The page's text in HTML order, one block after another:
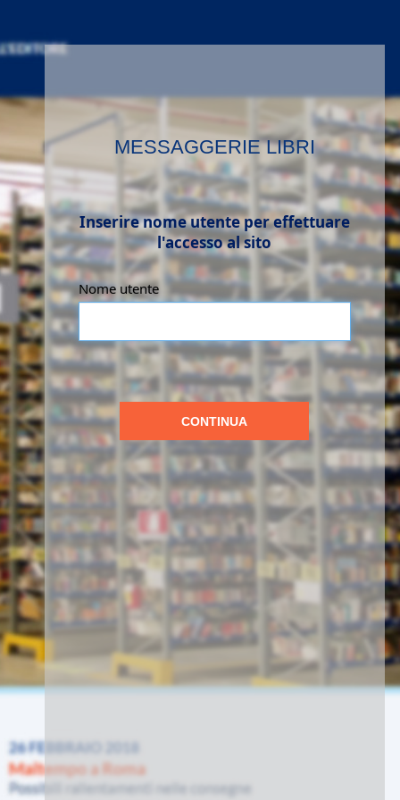
MESSAGGERIE LIBRI
Inserire nome utente per effettuare
l'accesso al sito
Nome utente
CONTINUA